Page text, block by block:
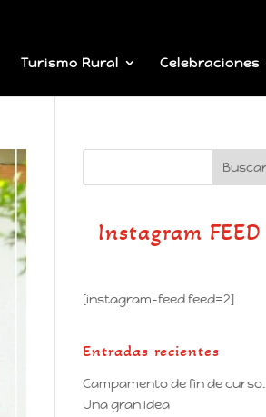
Turismo Rural Celebraciones
Instagram FEED
[instagram-feed feed=2]
Entradas recientes
Campamento de fin de curso.
Una gran idea